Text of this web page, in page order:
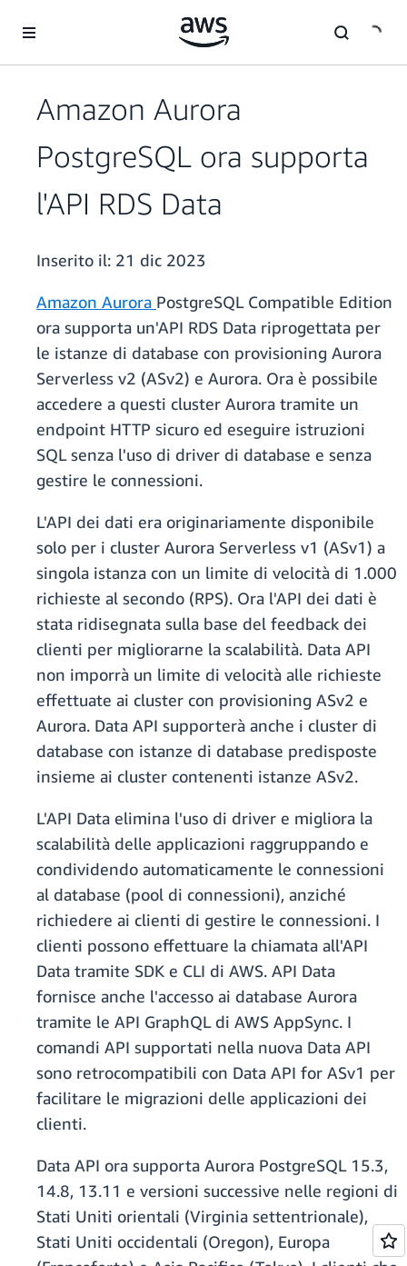
Amazon Aurora
PostgreSQL ora supporta
l'API RDS Data
Inserito il: 21 dic 2023
Amazon Aurora PostgreSQL Compatible Edition
ora supporta un'API RDS Data riprogettata per
le istanze di database con provisioning Aurora
Serverless v2 (ASv2) e Aurora. Ora è possibile
accedere a questi cluster Aurora tramite un
endpoint HTTP sicuro ed eseguire istruzioni
SQL senza l'uso di driver di database e senza
gestire le connessioni.
L'API dei dati era originariamente disponibile
solo per i cluster Aurora Serverless v1 (ASv1) a
singola istanza con un limite di velocità di 1.000
richieste al secondo (RPS). Ora l'API dei dati è
stata ridisegnata sulla base del feedback dei
clienti per migliorarne la scalabilità. Data API
non imporrà un limite di velocità alle richieste
effettuate ai cluster con provisioning ASv2 e
Aurora. Data API supporterà anche i cluster di
database con istanze di database predisposte
insieme ai cluster contenenti istanze ASv2.
L'API Data elimina l'uso di driver e migliora la
scalabilità delle applicazioni raggruppando e
condividendo automaticamente le connessioni
al database (pool di connessioni), anziché
richiedere ai clienti di gestire le connessioni. I
clienti possono effettuare la chiamata all'API
Data tramite SDK e CLI di AWS. API Data
fornisce anche l'accesso ai database Aurora
tramite le API GraphQL di AWS AppSync. I
comandi API supportati nella nuova Data API
sono retrocompatibili con Data API for ASv1 per
facilitare le migrazioni delle applicazioni dei
clienti.
Data API ora supporta Aurora PostgreSQL 15.3,
14.8, 13.11 e versioni successive nelle regioni di
Stati Uniti orientali (Virginia settentrionale),
Stati Uniti occidentali (Oregon), Europa